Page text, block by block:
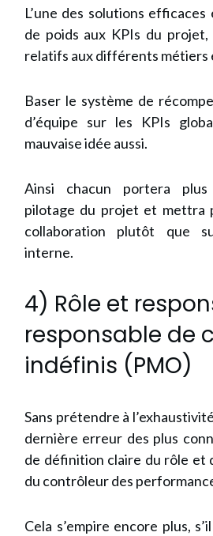
L’une des solutions
de poids aux KPIs du projet,
relatifs aux différents métiers
Baser le système de
d’équipe sur les KPIs
mauvaise idée aussi.
Ainsi chacun portera plus
pilotage du projet et mettra
collaboration plutôt que
interne.
4) Rôle et
responsable de
indéfinis (PMO)
Sans prétendre à
dernière erreur des plus
de définition claire du rôle et
du contrôleur des
Cela s’empire encore plus,